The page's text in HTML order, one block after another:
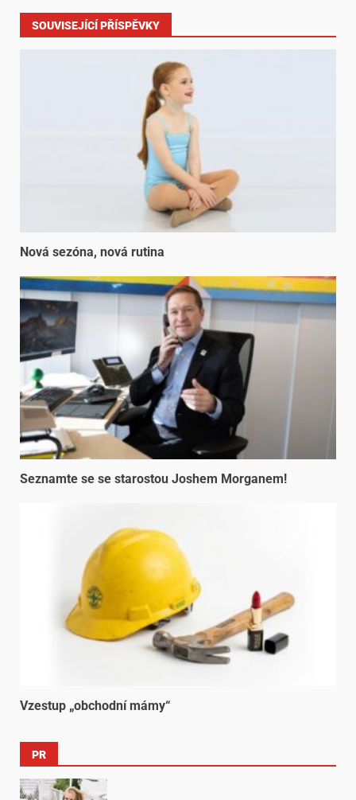
SOUVISEJÍCÍ PŘÍSPĚVKY
Nová sezóna, nová rutina
Seznamte se se starostou Joshem Morganem!
Vzestup „obchodní mámy“
PR